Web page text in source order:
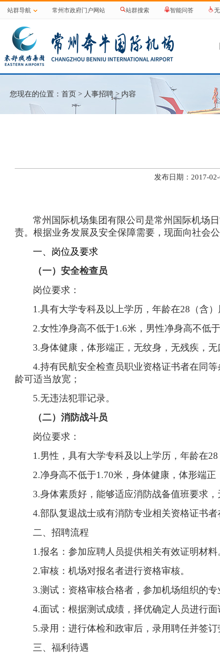
站群导航 常州市政府门户网站 站群搜索 智能问答
您现在的位置： 首页 > 人事招聘 > 内容
发布日期：2017-
常州国际机场集团有限公司是常州国际机场
责。根据业务发展及安全保障需要，现面向社会
一、岗位及要求
（一）安全检查员
岗位要求：
1.具有大学专科及以上学历，年龄在28 （含
2.女性净身高不低于1.6米，男性净身高不低
3.身体健康，体形端正，无纹身，无残疾，
4.持有民航安全检查员职业资格证书者在同
龄可适当放宽；
5.无违法犯罪记录。
（二）消防战斗员
岗位要求：
1.男性，具有大学专科及以上学历，年龄在28
2.净身高不低于1.70米，身体健康，体形端
3.身体素质好，能够适应消防战备值班要求
4.部队复退战士或有消防专业相关资格证书
二、招聘流程
1.报名：参加应聘人员提供相关有效证明材料
2.审核：机场对报名者进行资格审核。
3.测试：资格审核合格者，参加机场组织的
4.面试：根据测试成绩，择优确定人员进行面
5.录用：进行体检和政审后，录用聘任并签
三、福利待遇